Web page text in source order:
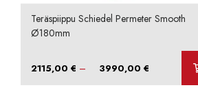
Teräspiippu Schiedel Permeter Smooth
Ø180mm
2115,00€ – 3990,00€ Hintaluokka: